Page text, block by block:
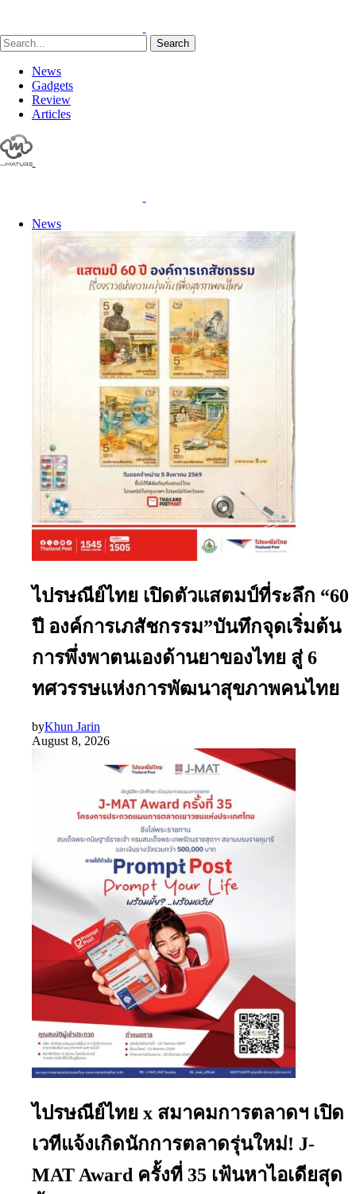
Search
News
Gadgets
Review
Articles
News
ไปรษณีย์ไทย เปิดตัวแสตมป์ที่ระลึก “60
ปี องค์การเภสัชกรรม”บันทึกจุดเริ่มต้น
การพึ่งพาตนเองด้านยาของไทย สู่ 6
ทศวรรษแห่งการพัฒนาสุขภาพคนไทย
byKhun Jarin
August 8, 2026
ไปรษณีย์ไทย x สมาคมการตลาดฯ เปิด
เวทีแจ้งเกิดนักการตลาดรุ่นใหม่! J-
MAT Award ครั้งที่ 35 เฟ้นหาไอเดียสุด